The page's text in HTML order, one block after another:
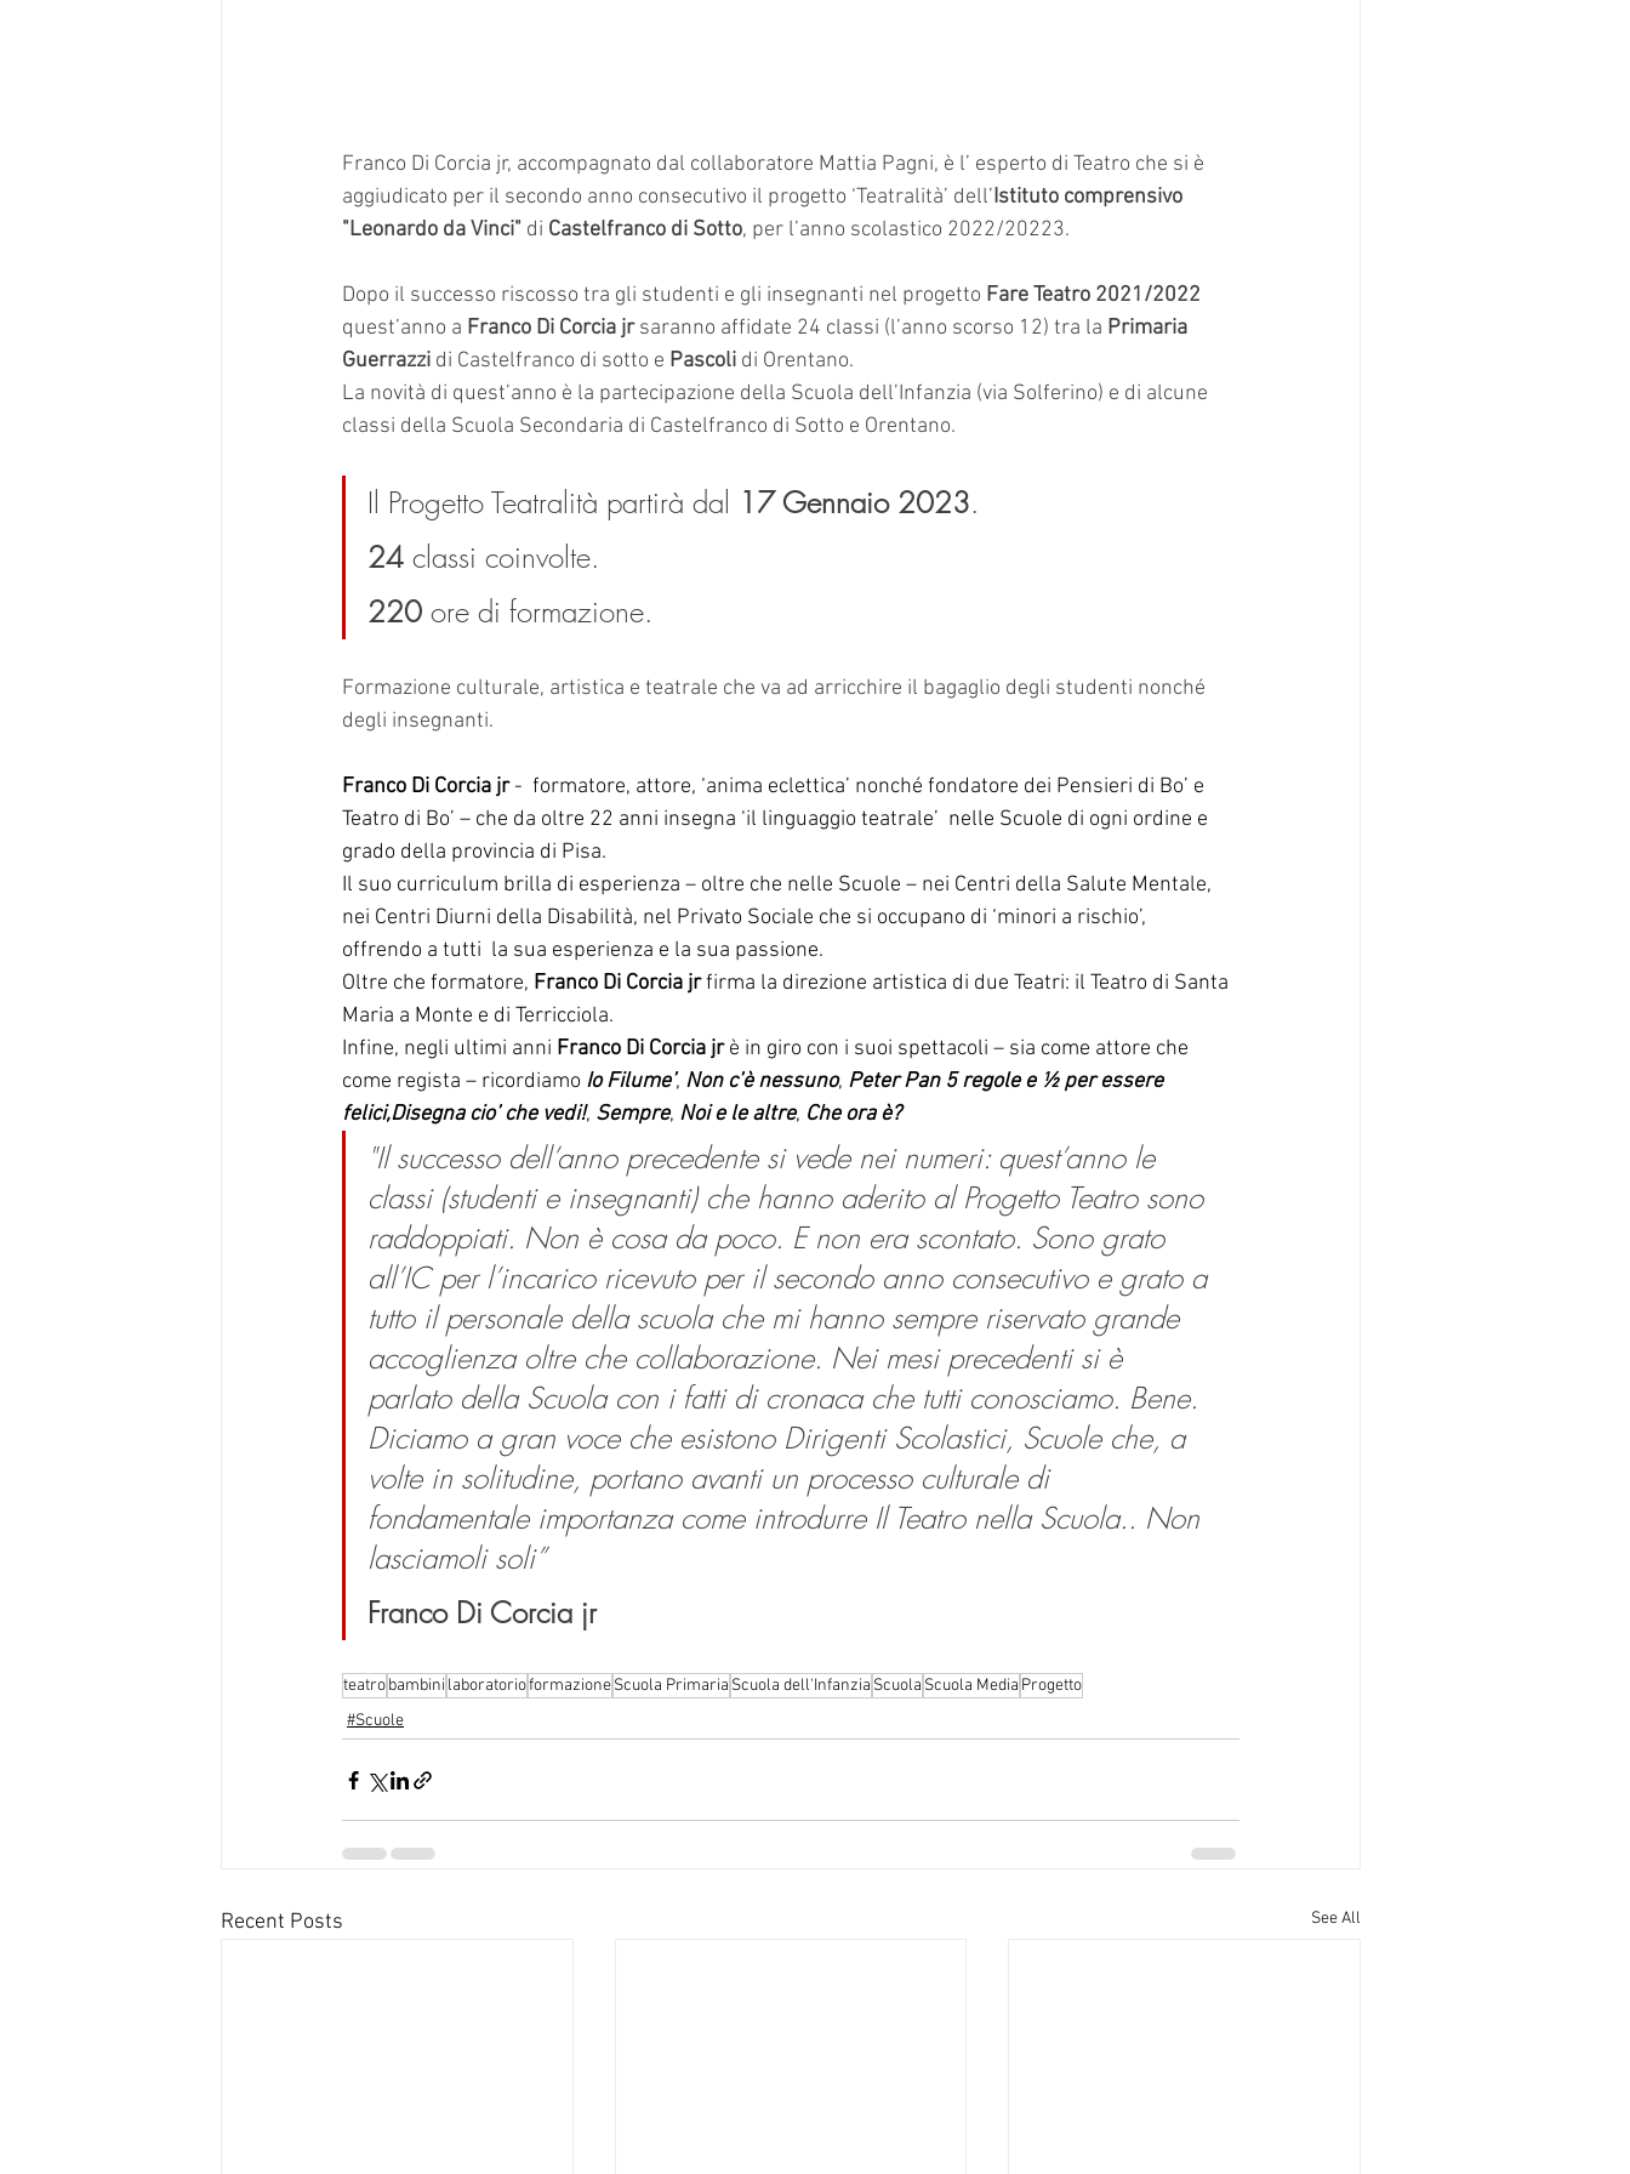
Franco Di Corcia jr, accompagnato dal collaboratore Mattia Pagni, è l’ esperto di Teatro che si è
aggiudicato per il secondo anno consecutivo il progetto ‘Teatralità’ dell’Istituto comprensivo
"Leonardo da Vinci" di Castelfranco di Sotto, per l’anno scolastico 2022/20223.
Dopo il successo riscosso tra gli studenti e gli insegnanti nel progetto Fare Teatro 2021/2022
quest’anno a Franco Di Corcia jr saranno affidate 24 classi (l’anno scorso 12) tra la Primaria
Guerrazzi di Castelfranco di sotto e Pascoli di Orentano.
La novità di quest’anno è la partecipazione della Scuola dell’Infanzia (via Solferino) e di alcune
classi della Scuola Secondaria di Castelfranco di Sotto e Orentano.
Il Progetto Teatralità partirà dal 17 Gennaio 2023.
24 classi coinvolte.
220 ore di formazione.
Formazione culturale, artistica e teatrale che va ad arricchire il bagaglio degli studenti nonché
degli insegnanti.
Franco Di Corcia jr -  formatore, attore, ‘anima eclettica’ nonché fondatore dei Pensieri di Bo’ e
Teatro di Bo’ – che da oltre 22 anni insegna ‘il linguaggio teatrale’  nelle Scuole di ogni ordine e
grado della provincia di Pisa.
Il suo curriculum brilla di esperienza – oltre che nelle Scuole – nei Centri della Salute Mentale,
nei Centri Diurni della Disabilità, nel Privato Sociale che si occupano di ‘minori a rischio’,
offrendo a tutti  la sua esperienza e la sua passione.
Oltre che formatore, Franco Di Corcia jr firma la direzione artistica di due Teatri: il Teatro di Santa
Maria a Monte e di Terricciola.
Infine, negli ultimi anni Franco Di Corcia jr è in giro con i suoi spettacoli – sia come attore che
come regista – ricordiamo Io Filume’, Non c’è nessuno, Peter Pan 5 regole e ½ per essere
felici,Disegna cio’ che vedi!, Sempre, Noi e le altre, Che ora è?
"Il successo dell’anno precedente si vede nei numeri: quest’anno le
classi (studenti e insegnanti) che hanno aderito al Progetto Teatro sono
raddoppiati. Non è cosa da poco. E non era scontato. Sono grato
all’IC per l’incarico ricevuto per il secondo anno consecutivo e grato a
tutto il personale della scuola che mi hanno sempre riservato grande
accoglienza oltre che collaborazione. Nei mesi precedenti si è
parlato della Scuola con i fatti di cronaca che tutti conosciamo. Bene.
Diciamo a gran voce che esistono Dirigenti Scolastici, Scuole che, a
volte in solitudine, portano avanti un processo culturale di
fondamentale importanza come introdurre Il Teatro nella Scuola.. Non
lasciamoli soli”
Franco Di Corcia jr
teatrobambini laboratorioformazioneScuola Primaria Scuola dell'Infanzia Scuola Scuola Media Progetto
#Scuole
Recent Posts See All